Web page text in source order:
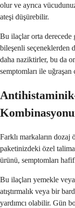
olur ve ayrıca
ateşi düşürebilir.
Bu ilaçlar orta
bileşenli seçeneklerden
daha naziktirler, bu da
semptomları ile
Farklı markaların
paketinizdeki özel
ürünü, semptomları
Bu ilaçları yemekle
atıştırmalık veya bir
yardımcı olabilir. Gün